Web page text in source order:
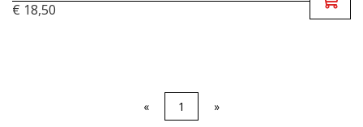
€ 18,50
« 1 »